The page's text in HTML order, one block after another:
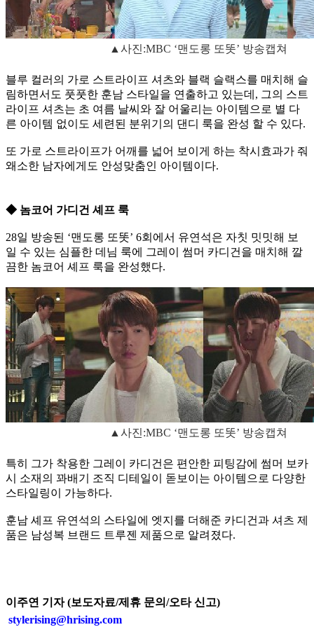
▲사진:MBC ‘맨도롱 또똣’ 방송캡쳐
블루 컬러의 가로 스트라이프 셔츠와 블랙 슬랙스를 매치해 슬
림하면서도 풋풋한 훈남 스타일을 연출하고 있는데, 그의 스트
라이프 셔츠는 초 여름 날씨와 잘 어울리는 아이템으로 별 다
른 아이템 없이도 세련된 분위기의 댄디 룩을 완성 할 수 있다.
또 가로 스트라이프가 어깨를 넓어 보이게 하는 착시효과가 줘
왜소한 남자에게도 안성맞춤인 아이템이다.
◆ 놈코어 가디건 셰프 룩
28일 방송된 ‘맨도롱 또똣’ 6회에서 유연석은 자칫 밋밋해 보
일 수 있는 심플한 데님 룩에 그레이 썸머 카디건을 매치해 깔
끔한 놈코어 셰프 룩을 완성했다.
▲사진:MBC ‘맨도롱 또똣’ 방송캡쳐
특히 그가 착용한 그레이 카디건은 편안한 피팅감에 썸머 보카
시 소재의 꽈배기 조직 디테일이 돋보이는 아이템으로 다양한
스타일링이 가능하다.
훈남 셰프 유연석의 스타일에 엣지를 더해준 카디건과 셔츠 제
품은 남성복 브랜드 트루젠 제품으로 알려졌다.
이주연 기자 (보도자료/제휴 문의/오타 신고)
stylerising@hrising.com